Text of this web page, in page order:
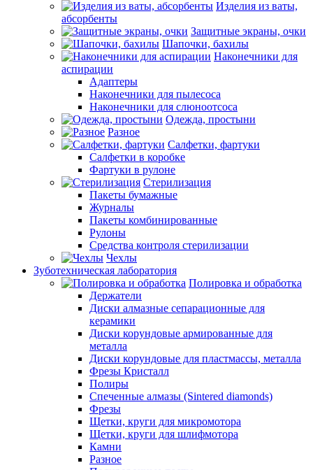
Изделия из ваты,
абсорбенты
Защитные экраны, очки
Шапочки, бахилы
Наконечники для
аспирации
Адаптеры
Наконечники для пылесоса
Наконечники для слюноотсоса
Одежда, простыни
Разное
Салфетки, фартуки
Салфетки в коробке
Фартуки в рулоне
Стерилизация
Пакеты бумажные
Журналы
Пакеты комбинированные
Рулоны
Средства контроля стерилизации
Чехлы
Зуботехническая лаборатория
Полировка и обработка
Держатели
Диски алмазные сепарационные для
керамики
Диски корундовые армированные для
металла
Диски корундовые для пластмассы, металла
Фрезы Кристалл
Полиры
Спеченные алмазы (Sintered diamonds)
Фрезы
Щетки, круги для микромотора
Щетки, круги для шлифмотора
Камни
Разное